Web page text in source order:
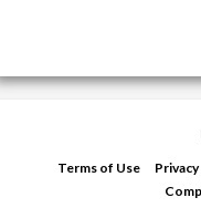
Terms of Use